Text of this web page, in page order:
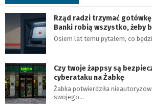
Rząd radzi trzymać
Banki robią wszystko, żeby
Osiem lat temu pytałem, co
Czy twoje żappsy są
cyberataku na Żabkę
Żabka potwierdziła
swojego…